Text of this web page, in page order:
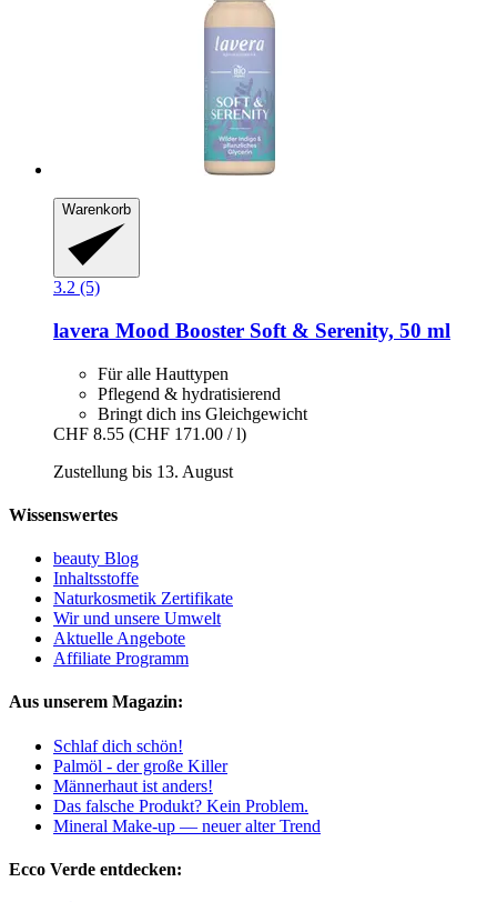
Warenkorb
3.2 (5)
lavera Mood Booster Soft & Serenity, 50 ml
Für alle Hauttypen
Pflegend & hydratisierend
Bringt dich ins Gleichgewicht
CHF 8.55 (CHF 171.00 / l)
Zustellung bis 13. August
Wissenswertes
beauty Blog
Inhaltsstoffe
Naturkosmetik Zertifikate
Wir und unsere Umwelt
Aktuelle Angebote
Affiliate Programm
Aus unserem Magazin:
Schlaf dich schön!
Palmöl - der große Killer
Männerhaut ist anders!
Das falsche Produkt? Kein Problem.
Mineral Make-up — neuer alter Trend
Ecco Verde entdecken: